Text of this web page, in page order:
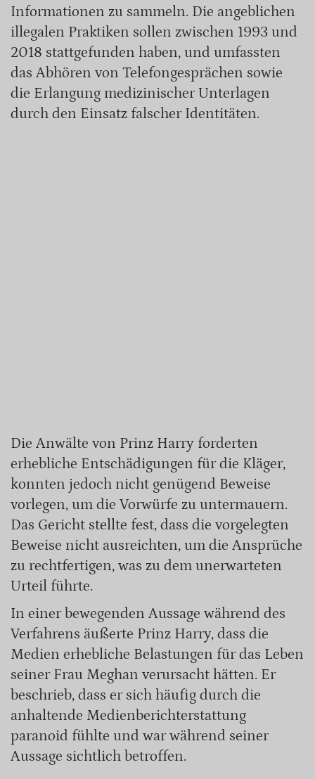
Informationen zu sammeln. Die angeblichen
illegalen Praktiken sollen zwischen 1993 und
2018 stattgefunden haben, und umfassten
das Abhören von Telefongesprächen sowie
die Erlangung medizinischer Unterlagen
durch den Einsatz falscher Identitäten.
Die Anwälte von Prinz Harry forderten
erhebliche Entschädigungen für die Kläger,
konnten jedoch nicht genügend Beweise
vorlegen, um die Vorwürfe zu untermauern.
Das Gericht stellte fest, dass die vorgelegten
Beweise nicht ausreichten, um die Ansprüche
zu rechtfertigen, was zu dem unerwarteten
Urteil führte.
In einer bewegenden Aussage während des
Verfahrens äußerte Prinz Harry, dass die
Medien erhebliche Belastungen für das Leben
seiner Frau Meghan verursacht hätten. Er
beschrieb, dass er sich häufig durch die
anhaltende Medienberichterstattung
paranoid fühlte und war während seiner
Aussage sichtlich betroffen.